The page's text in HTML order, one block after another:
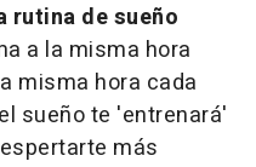
rutina de sueño
a la misma hora
misma hora cada
sueño te 'entrenará'
más